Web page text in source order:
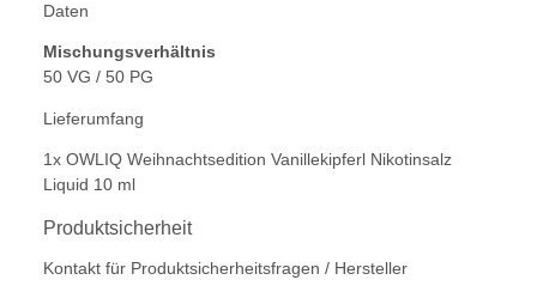
Daten
Mischungsverhältnis
50 VG / 50 PG
Lieferumfang
1x OWLIQ Weihnachtsedition Vanillekipferl Nikotinsalz
Liquid 10 ml
Produktsicherheit
Kontakt für Produktsicherheitsfragen / Hersteller